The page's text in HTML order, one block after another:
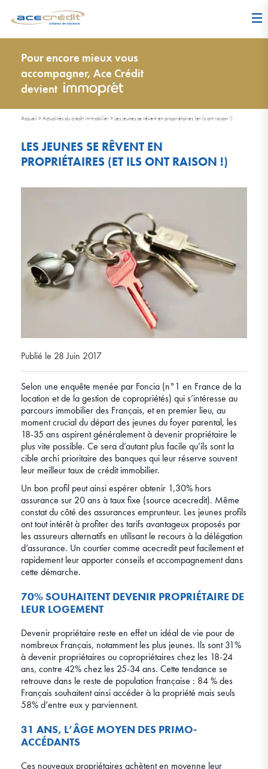
Pour encore mieux vous
accompagner, Ace Crédit
devient
Accueil >Actualités du crédit immobilier> Les jeunes se rêvent en propriétaires (et ils ont raison !)
LES JEUNES SE RÊVENT EN
PROPRIÉTAIRES (ET ILS ONT RAISON !)
Publié le 28 Juin 2017
Selon une enquête menée par Foncia (n°1 en France de la
location et de la gestion de copropriétés) qui s’intéresse au
parcours immobilier des Français, et en premier lieu, au
moment crucial du départ des jeunes du foyer parental, les
18-35 ans aspirent généralement à devenir propriétaire le
plus vite possible. Ce sera d’autant plus facile qu’ils sont la
cible archi prioritaire des banques qui leur réserve souvent
leur meilleur taux de crédit immobilier.
Un bon profil peut ainsi espérer obtenir 1,30% hors
assurance sur 20 ans à taux fixe (source acecredit). Même
constat du côté des assurances emprunteur. Les jeunes profils
ont tout intérêt à profiter des tarifs avantageux proposés par
les assureurs alternatifs en utilisant le recours à la délégation
d’assurance. Un courtier comme acecredit peut facilement et
rapidement leur apporter conseils et accompagnement dans
cette démarche.
70% SOUHAITENT DEVENIR PROPRIÉTAIRE DE
LEUR LOGEMENT
Devenir propriétaire reste en effet un idéal de vie pour de
nombreux Français, notamment les plus jeunes. Ils sont 31%
à devenir propriétaires ou copropriétaires chez les 18-24
ans, contre 42% chez les 25-34 ans. Cette tendance se
retrouve dans le reste de population française : 84 % des
Français souhaitent ainsi accéder à la propriété mais seuls
58% d’entre eux y parviennent.
31 ANS, L’ÂGE MOYEN DES PRIMO-
ACCÉDANTS
Ces nouveaux propriétaires achètent en moyenne leur